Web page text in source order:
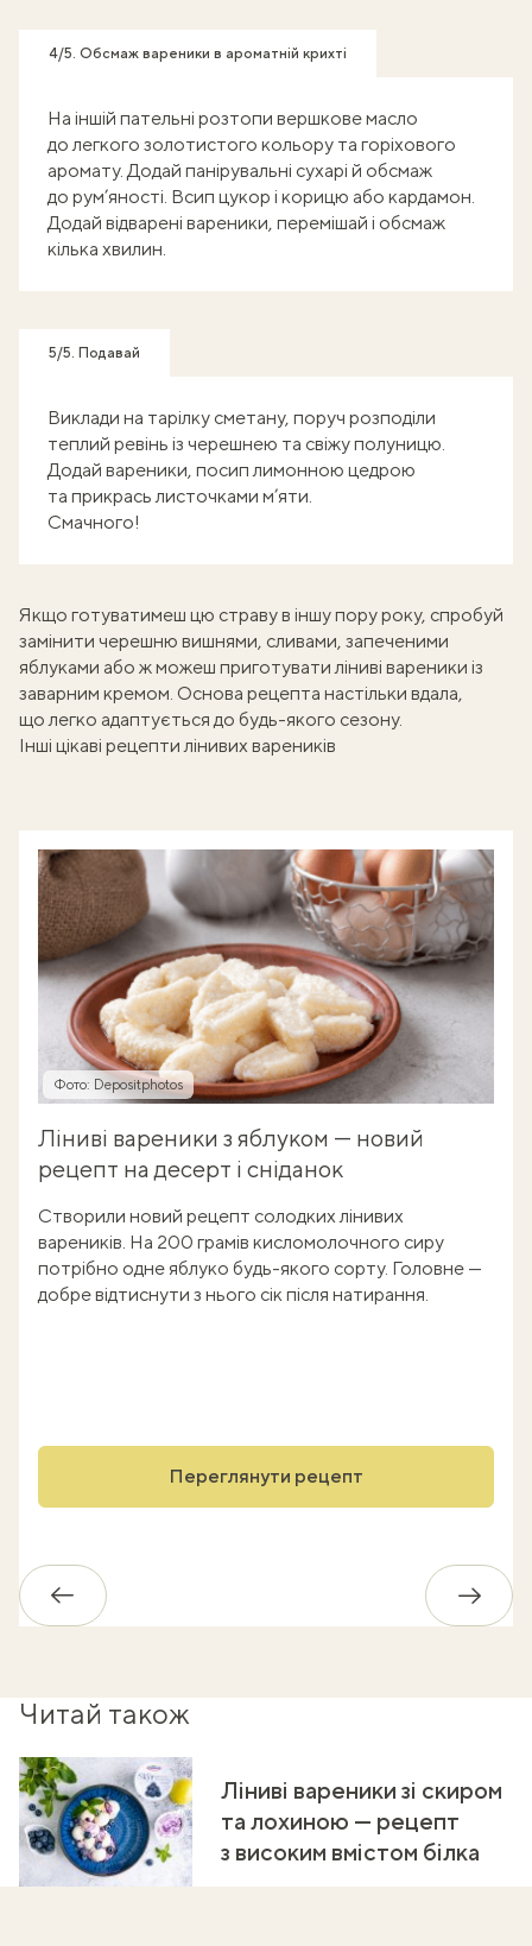
4/5. Обсмаж вареники в ароматній крихті
На іншій пательні розтопи вершкове масло
до легкого золотистого кольору та горіхового
аромату. Додай панірувальні сухарі й обсмаж
до рум’яності. Всип цукор і корицю або кардамон.
Додай відварені вареники, перемішай і обсмаж
кілька хвилин.
5/5. Подавай
Виклади на тарілку сметану, поруч розподіли
теплий ревінь із черешнею та свіжу полуницю.
Додай вареники, посип лимонною цедрою
та прикрась листочками м’яти.
Смачного!
Якщо готуватимеш цю страву в іншу пору року, спробуй
замінити черешню вишнями, сливами, запеченими
яблуками або ж можеш приготуватиліниві вареники із
заварним кремом. Основа рецепта настільки вдала,
що легко адаптується до будь-якого сезону.
Інші цікаві рецепти лінивих вареників
Фото: Depositphotos
Ліниві вареники з яблуком — новий
рецепт на десерт і сніданок
Створили новий рецепт солодких лінивих
вареників. На 200 грамів кисломолочного сиру
потрібно одне яблуко будь-якого сорту. Головне —
добре відтиснути з нього сік після натирання.
Переглянути рецепт
Назад
Читай також
Ліниві вареники зі скиром
та лохиною — рецепт
з високим вмістом білка